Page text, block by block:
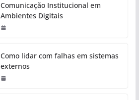
Comunicação Institucional em
Ambientes Digitais
Como lidar com falhas em sistemas
externos